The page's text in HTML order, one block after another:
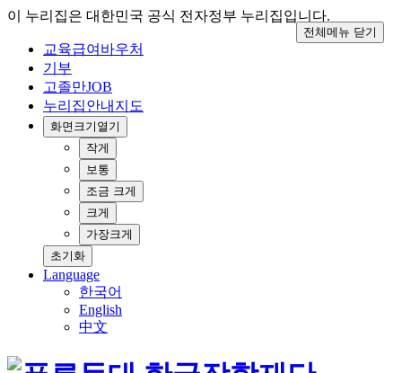
이 누리집은 대한민국 공식 전자정부 누리집입니다.
교육급여바우처
기부
고졸만JOB
누리집안내지도
화면크기 열기
작게
보통
조금 크게
크게
가장크게
초기화
Language
한국어
English
中文
전체메뉴 닫기